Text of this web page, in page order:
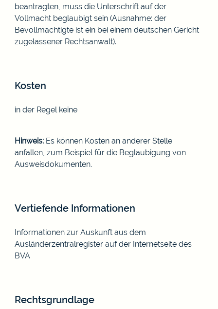
beantragten, muss die Unterschrift auf der
Vollmacht beglaubigt sein (Ausnahme: der
Bevollmächtigte ist ein bei einem deutschen Gericht
zugelassener Rechtsanwalt).
Kosten
in der Regel keine
Hinweis: Es können Kosten an anderer Stelle
anfallen, zum Beispiel für die Beglaubigung von
Ausweisdokumenten.
Vertiefende Informationen
Informationen zur Auskunft aus dem
Ausländerzentralregister auf der Internetseite des
BVA
Rechtsgrundlage